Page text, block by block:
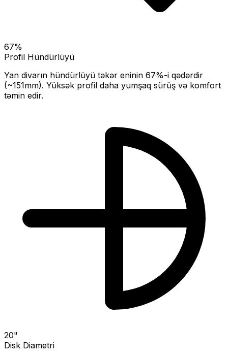
67%
Profil Hündürlüyü
Yan divarın hündürlüyü təkər eninin 67%-i qədərdir
(~151mm). Yüksək profil daha yumşaq sürüş və komfort
təmin edir.
20"
Disk Diametri